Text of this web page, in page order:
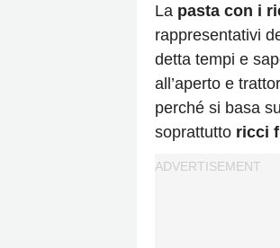
La pasta con i
rappresentativi
detta tempi e
all’aperto e
perché si basa
soprattutto ricci